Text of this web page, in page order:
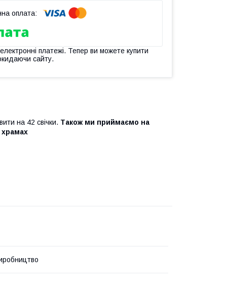
платежі. Тепер ви можете купити
сайту.
на 42 свічки. Також ми приймаємо на
храмах